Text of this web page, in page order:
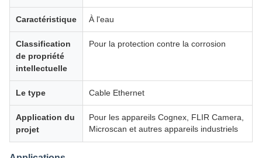
Caractéristique À l'eau
Classification
de propriété
intellectuelle
Pour la protection contre la corrosion
Le type Cable Ethernet
Application du
projet
Pour les appareils Cognex, FLIR Camera,
Microscan et autres appareils industriels